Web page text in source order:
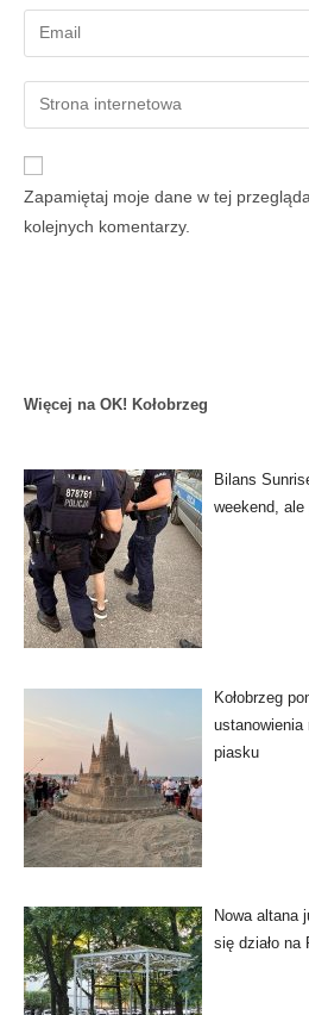
Zapamiętaj moje dane w tej
kolejnych komentarzy.
Więcej na OK! Kołobrzeg
Bilans
weekend, ale
Kołobrzeg
piasku
Nowa altana
się działo na